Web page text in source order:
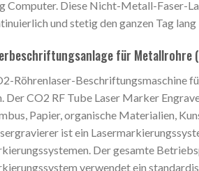
Computer. Diese Nicht-Metall-Faser-
und stetig den ganzen Tag lang
für Metallrohre
Röhrenlaser-Beschriftungsmaschine
Der CO2 RF Tube Laser Marker
Papier, organische Materialien,
ist ein
Der gesamte
verwendet ein